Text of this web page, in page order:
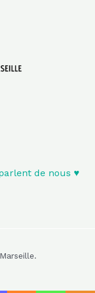
de nous ♥️